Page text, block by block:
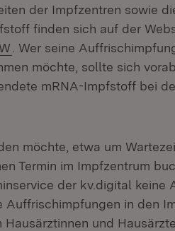
der Impfzentren sowie
finden sich auf der
(Öffnet in neuem Fenster)
. Wer seine
möchte, sollte sich
mRNA-Impfstoff bei
möchte, etwa um
in neuem Fenster)
Termin im Impfzentrum
der kv.digital keine
Auffrischimpfungen in den
und